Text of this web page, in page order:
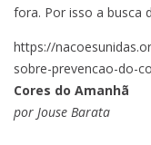
fora. Por isso a busca
https://
sobre-prevencao-do-
Cores do Amanhã
por Jouse Barata